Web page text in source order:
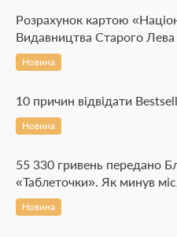
Розрахунок картою
Видавництва Старого Лева
Новина
10 причин відвідати
Новина
55 330 гривень передано
«Таблеточки». Як минув
Новина